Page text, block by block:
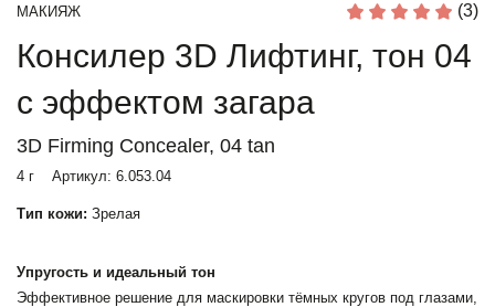
МАКИЯЖ (3)
Консилер 3D Лифтинг, тон 04
с эффектом загара
3D Firming Concealer, 04 tan
4 г Артикул: 6.053.04
Тип кожи: Зрелая
Упругость и идеальный тон
Эффективное решение для маскировки тёмных кругов под глазами,